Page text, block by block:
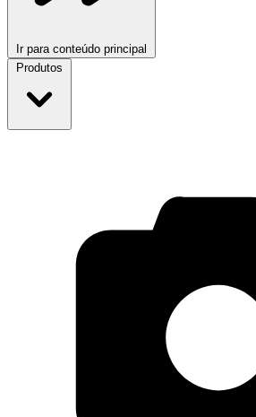
Ir para conteúdo principal
Produtos